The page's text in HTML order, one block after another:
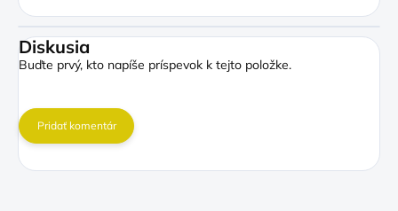
Diskusia
Buďte prvý, kto napíše príspevok k tejto položke.
Pridať komentár